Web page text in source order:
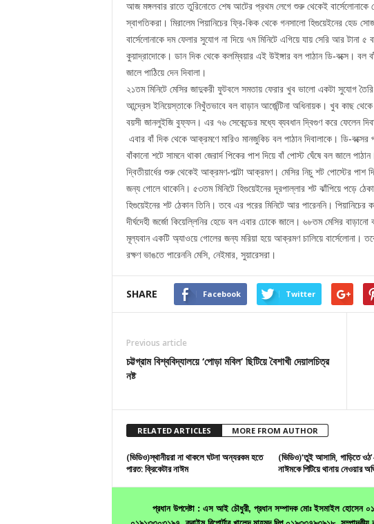
আজ মঙ্গলবার রাতে তুরিনোতে শেষ আটের প্রথম লেগে শুরু থেকেই বার্সেলোনাকে
স্বাগতিকরা। মিরালেম পিয়ানিচের ফ্রি-কিক থেকে গনসালো হিগুয়েইনের হেড
বার্সেলোনাকে দম ফেলার সুযোগ না দিয়ে ৭ম মিনিটে এগিয়ে যায় সেরি আর টানা ৫
কুয়াদ্রাদোকে। ডান দিক থেকে কলম্বিয়ার এই উইঙ্গার বল পাঠান ডি-বক্সে। বল
জালে পাঠিয়ে দেন দিবালা।
২১তম মিনিটে মেসির জাদুকরী ফুটবলে সমতায় ফেরার খুব ভালো একটা সুযোগ তৈরি
আন্দ্রেস ইনিয়েস্তাকে নিখুঁতভাবে বল বাড়ান আর্জেন্টিনা অধিনায়ক। খুব কাছ
বয়সী জানলুইজি বুফ্ফন। এর ৭৬ সেকেন্ডের মধ্যে ব্যবধান দ্বিগুণ করে ফেলেন
এবার বাঁ দিক থেকে আক্রমণে মারিও মানজুকিচ বল পাঠান দিবালাকে। ডি-
বাঁকানো শটে সামনে থাকা জেরার্দ পিকের পাশ দিয়ে বাঁ পোস্ট ঘেঁষে বল জালে
দ্বিতীয়ার্ধের শুরু থেকেই আক্রমণ-পাল্টা আক্রমণ। মেসির নিচু শট পোস্টের পাশ
জন্য গোলে থাকেনি। ৫৩তম মিনিটে হিগুয়েইনের দূরপাল্লার শট ঝাঁপিয়ে পড়ে
হিগুয়েইনের শট ঠেকান তিনি। তবে এর পরের মিনিটে আর পারেননি। পিয়ানিচের
দীর্ঘদেহী জর্জো কিয়েল্লিনির হেডে বল এবার ঢোকে জালে। ৬৮তম মেসির
মূল্যবান একটি অ্যাওয়ে গোলের জন্য মরিয়া হয়ে আক্রমণ চালিয়ে বার্সেলোনা।
রক্ষণ ভাঙতে পারেননি মেসি, নেইমার, সুয়ারেসরা।
SHARE Facebook Twitter
Previous article
চট্টগ্রাম বিশ্ববিদ্যালয়ে ‘পোড়া মবিল’ ছিটিয়ে বৈশাখী দেয়ালচিত্র
নষ্ট
RELATED ARTICLES MORE FROM AUTHOR
(ভিডিও)স্থানীয়রা না থাকলে ঘটনা অন্যরকম হতে
পারত: ক্রিকেটার নাঈম
(ভিডিও)‘তুই আসামি, গাড়িতে
নাঈমকে পিটিয়ে থানায় নেওয়ার
প্রধান উপদেষ্টা : এস আই চৌধুরী, প্রধান সম্পাদক মোঃ ইসমাইল হোসেন